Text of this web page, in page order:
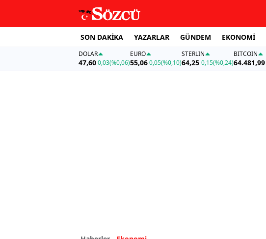
SON DAKİKA YAZARLAR GÜNDEM EKONOMİ
DOLAR
47,600,03(%0,06)
EURO
55,06 0,05(%0,10)
STERLIN
64,25 0,15(%0,24)
BITCOIN
64.481,99